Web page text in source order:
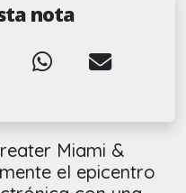
nota
Miami &
el epicentro